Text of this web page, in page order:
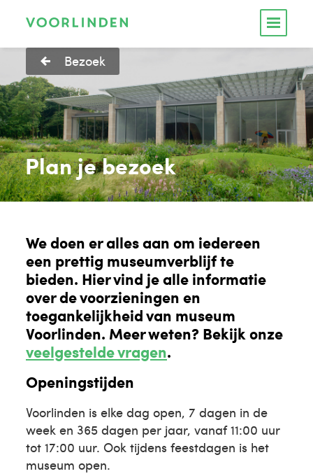
Bezoek
Plan je bezoek
We doen er alles aan om iedereen
een prettig museumverblijf te
bieden. Hier vind je alle informatie
over de voorzieningen en
toegankelijkheid van museum
Voorlinden. Meer weten? Bekijk onze
veelgestelde vragen.
Openingstijden
Voorlinden is elke dag open, 7 dagen in de
week en 365 dagen per jaar, vanaf 11:00 uur
tot 17:00 uur. Ook tijdens feestdagen is het
museum open.